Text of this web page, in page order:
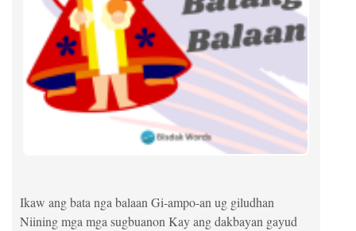
Ikaw ang bata nga balaan Gi-ampo-an ug giludhan
Niining mga mga sugbuanon Kay ang dakbayan gayud